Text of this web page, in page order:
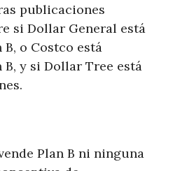
publicaciones
si Dollar General está
o Costco está
B, y si Dollar Tree está
Plan B ni ninguna